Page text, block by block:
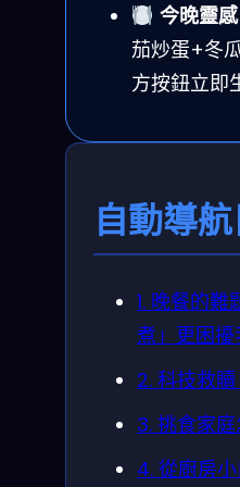
今晚靈感
茄炒蛋+冬
方按鈕立即
自動導
1. 晚餐的
煮」更困擾
2. 科技救
3. 挑食家
4. 從廚房